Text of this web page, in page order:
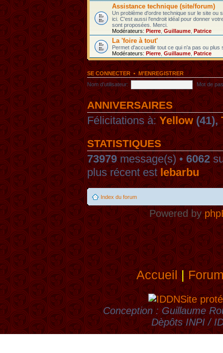
Assistance technique (site/forum)
Un problème d'ordre technique sur le site ou
ici. C'est aussi l'endroit idéal pour donner
sont proposées. Merci.
Modérateurs: Pierre Guillaume Patrice
La 'foire à tout'
Permet d'accueillir tout ce qui n'a pas ou
Modérateurs: Pierre Guillaume Patrice
SE CONNECTER•M’ENREGISTRER
Nom d’utilisateur:
Mot de
ANNIVERSAIRES
Félicitations à:Yellow(41),
STATISTIQUES
73979message(s) •6062
plus récent estlebarbu
Index du forum
Powered by
Accueil|
Site
Conception : Guillaume
Dèpôts INPI /